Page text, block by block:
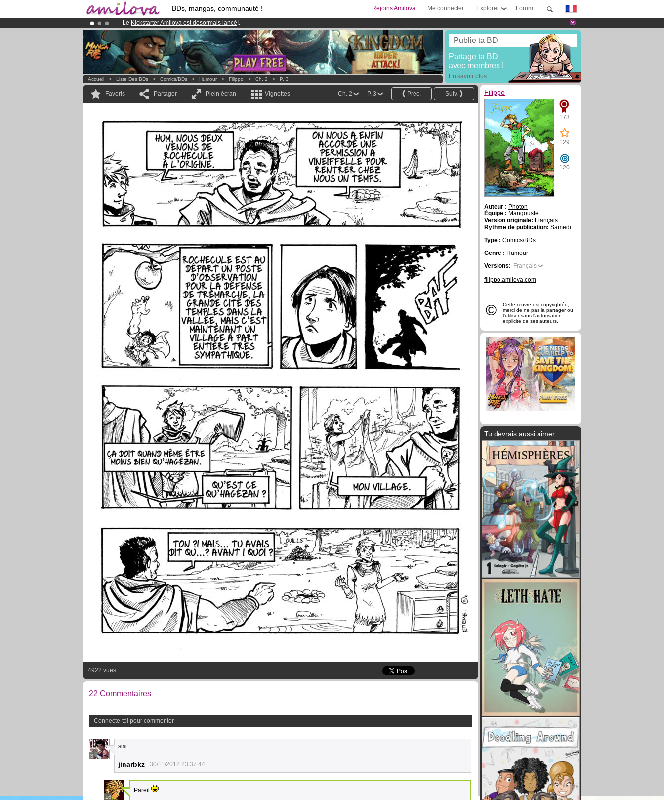
BDs, mangas, communauté ! Forum
Explorer
Me connecter
Rejoins Amilova
Le Kickstarter Amilova est désormais lancé!.
Abonnement premium: à partir de3.95 eurospar mois !Clique ici pour t'abonner
Déjà 100000membreset 1000BDs & Mangas!
Publie ta BD
Partage ta BD
avec membres !
En savoir plus...
Accueil > Liste Des BDs > Comics/BDs > Humour > Filippo > Ch. 2 > P. 3
Favoris Partager Plein écran Vignettes Suiv.
Préc.
P. 3
Ch. 2
4922 vues
22 Commentaires
Connecte-toi pour commenter
3
sisi
jinarbkz 30/11/2012 23:37:44
16
Pareil
Filippo
173
129
120
Auteur : Photon
Équipe : Mangouste
Version originale: Français
Rythme de publication: Samedi
Type : Comics/BDs
Genre : Humour
Versions: Français
filippo.amilova.com
©
Cette œuvre est copyrightée,
merci de ne pas la partager ou
l'utiliser sans l'autorisation
explicite de ses auteurs.
Tu devrais aussi aimer